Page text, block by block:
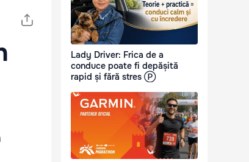
Lady Driver: Frica de a
conduce poate fi depășită
rapid și fără stres Ⓟ